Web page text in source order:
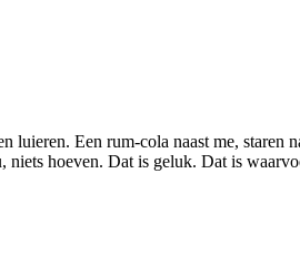
luieren. Een rum-cola naast me,
niets hoeven. Dat is geluk. Dat is